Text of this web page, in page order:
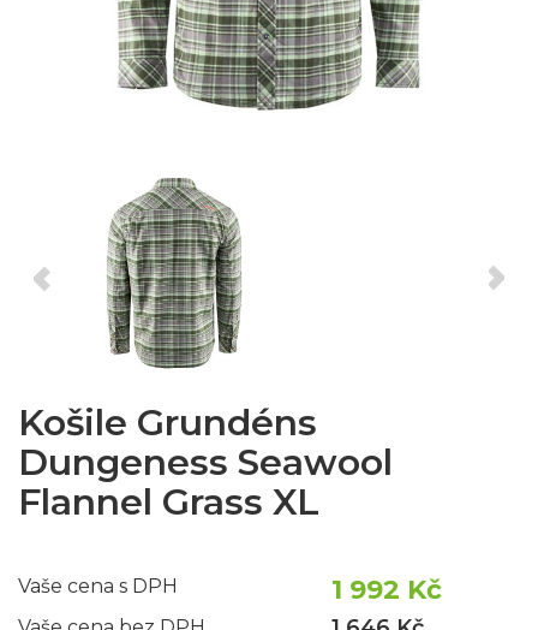
Košile Grundéns
Dungeness Seawool
Flannel Grass XL
Vaše cena s DPH 1 992 Kč